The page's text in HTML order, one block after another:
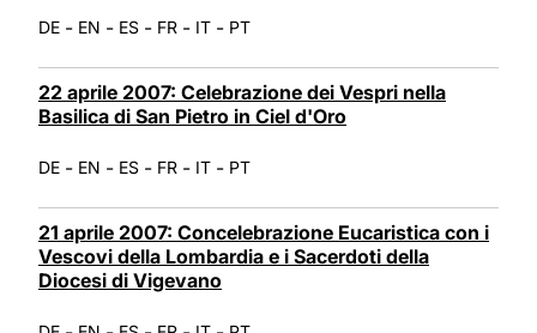
DE - EN - ES - FR - IT - PT
22 aprile 2007: Celebrazione dei Vespri nella
Basilica di San Pietro in Ciel d'Oro
DE - EN - ES - FR - IT - PT
21 aprile 2007: Concelebrazione Eucaristica con i
Vescovi della Lombardia e i Sacerdoti della
Diocesi di Vigevano